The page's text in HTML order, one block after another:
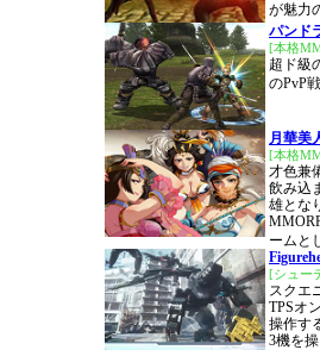
が魅力
パンド
[本格
超ド級
のPvP
月華美
[本格
才色兼
飲み込
雄とな
ームと
[シュー
スクエ
TPSオ
操作す
3機を